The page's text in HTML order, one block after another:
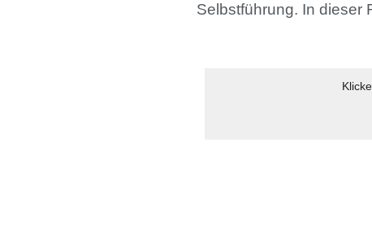
Selbstführung. In dieser